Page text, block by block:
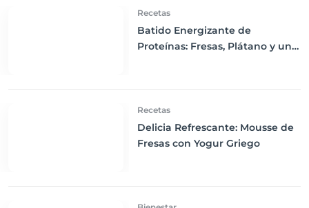
Recetas
Batido Energizante de
Proteínas: Fresas, Plátano y un
Recetas
Delicia Refrescante: Mousse de
Fresas con Yogur Griego